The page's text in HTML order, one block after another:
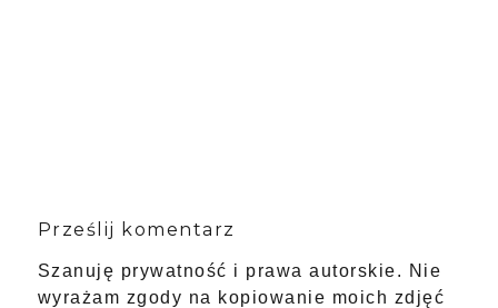
Prześlij komentarz
Szanuję prywatność i prawa autorskie. Nie
wyrażam zgody na kopiowanie moich zdjęć